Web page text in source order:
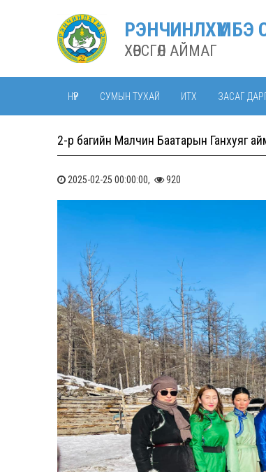
РЭНЧИНЛХҮМБЭ
ХӨВСГӨЛ АЙМАГ
НҮҮР СУМЫН ТУХАЙ ИТХ ЗАСАГ
2-р багийн Малчин Баатарын Ганхуяг
2025-02-25 00:00:00, 920